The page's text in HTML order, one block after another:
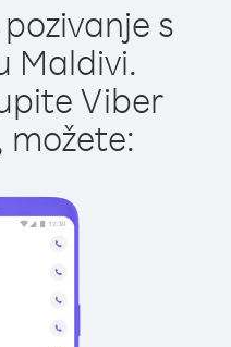
s
Maldivi.
Viber